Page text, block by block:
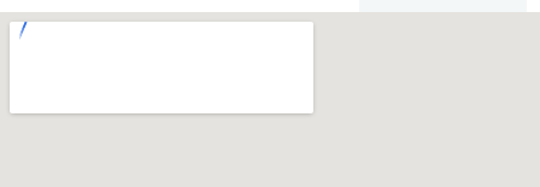
de openslaande deuren verbinding maken met